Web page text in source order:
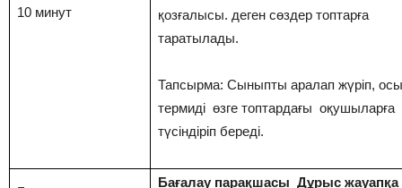
10 минут
қозғалысы. деген сөздер топтарға
таратылады.
Тапсырма: Сыныпты аралап жүріп, осы
термиді өзге топтардағы оқушыларға
түсіндіріп береді.
Бағалау парақшасы Дұрыс жауапқа